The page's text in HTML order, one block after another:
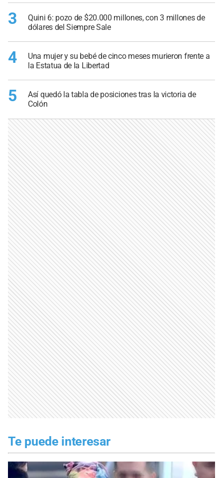
3
Quini 6: pozo de $20.000 millones, con 3 millones de
dólares del Siempre Sale
4
Una mujer y su bebé de cinco meses murieron frente a
la Estatua de la Libertad
5
Así quedó la tabla de posiciones tras la victoria de
Colón
Te puede interesar